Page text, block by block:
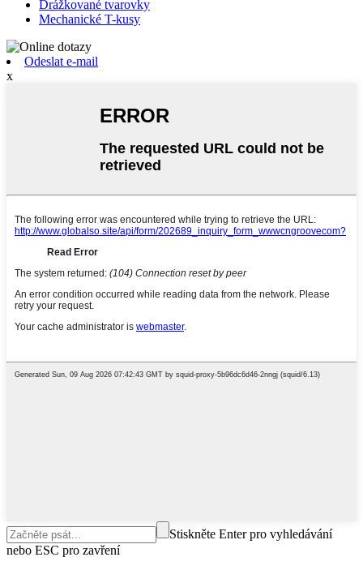
Drážkované tvarovky
Mechanické T-kusy
Odeslat e-mail
x
Stiskněte Enter pro vyhledávání
nebo ESC pro zavření